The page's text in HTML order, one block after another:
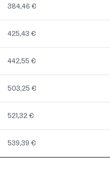
384,46 €
425,43 €
442,55 €
503,25 €
521,32 €
539,39 €